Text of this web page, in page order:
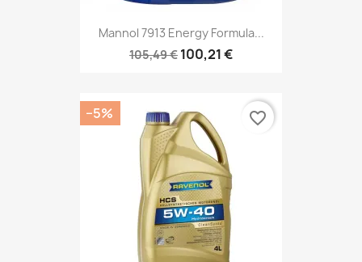
Mannol 7913 Energy Formula...
105,49 € 100,21 €
−5% favorite_border